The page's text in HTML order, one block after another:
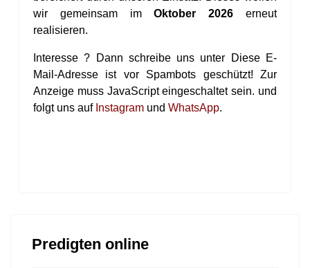
wir gemeinsam imOktober 2026 erneut
realisieren.
Interesse ? Dann schreibe uns unter
Diese E-
Mail-Adresse ist vor Spambots geschützt! Zur
Anzeige muss JavaScript eingeschaltet sein. und
folgt uns auf Instagram und WhatsApp.
Predigten online